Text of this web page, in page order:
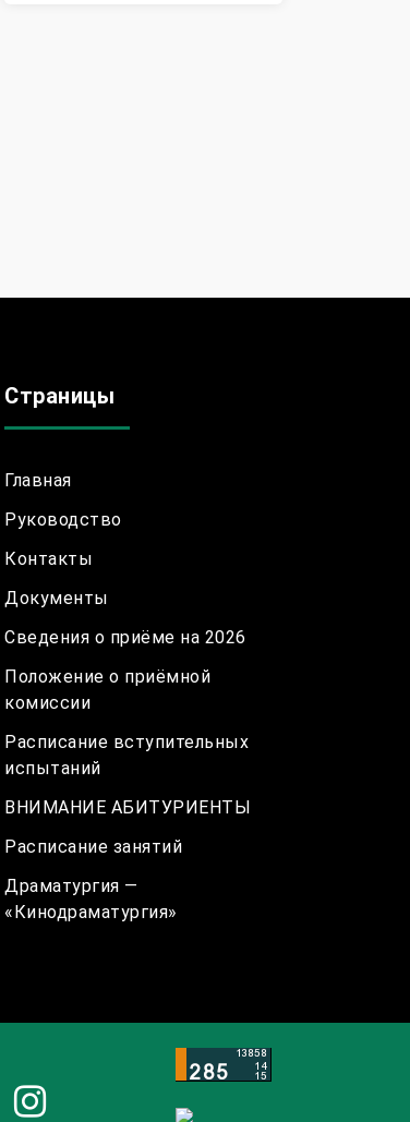
Страницы
Главная
Руководство
Контакты
Документы
Сведения о приёме на 2026
Положение о приёмной
комиссии
Расписание вступительных
испытаний
ВНИМАНИЕ АБИТУРИЕНТЫ
Расписание занятий
Драматургия —
«Кинодраматургия»